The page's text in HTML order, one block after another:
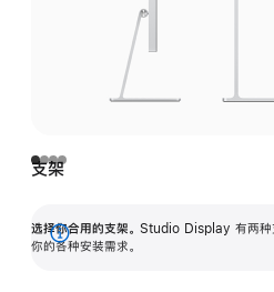
支架
选择你合用的支架。 Studio Display 有两种
你的各种安装需求。
展